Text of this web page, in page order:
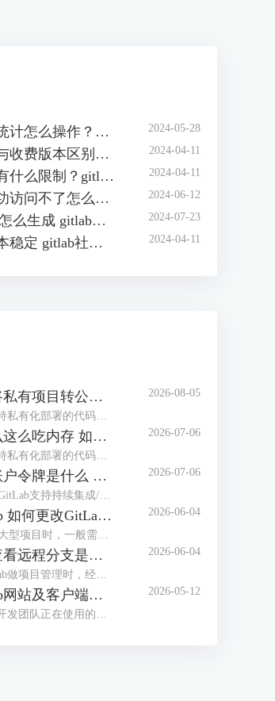
gitlab代码量统计怎么操作？如何在gitlab中自动统计代码行数？ 2024-05-28
gitlab免费版与收费版本区别？gitlab企业版怎样收费？ 2024-04-11
gitlab免费版有什么限制？gitlab免费版可以几人用？ 2024-04-11
gitlab启动成功访问不了怎么办？gitlab无法访问页面有哪些原因？ 2024-06-12
gitlab的token怎么生成 gitlab的access token怎么查询 2024-07-23
gitlab哪个版本稳定 gitlab社区版和企业版的区别 2024-04-11
GitLab如何将私有项目转公开项目 GitLab如何将项目移到组中
GitLab是一款支持私有化部署的代码管理和协作平台，在实际工作中，创建项目仓库可能设置成了私有仓库，后期可能需要将其转为公共项目。或者随着项目团队扩张、部门调整，导致项目仓库杂乱，可以按照开发团队创建【组】，方便统一管理。下面本文将为大家介绍GitLab如何将私有项目转公开项目，GitLab如何将项目移到组中的相关内容。
2026-08-05
GitLab为什么这么吃内存 如何解决GitLab内存占用过大的问题
GitLab是一款支持私有化部署的代码托管平台，在日常使用时，可能会遇到GitLab的服务器内存占用率高，导致团队成员在提交代码、执行CI/CD构建时，GitLab页面加载卡顿、响应超时，在提交代码的高峰期、严重影响提交效率，甚至可能导致无法正常拉取、提交代码。本文将为大家介绍GitLab为什么这么吃内存，如何解决GitLab内存占用过大的问题的相关内容。
2026-07-06
添加GitLab账户令牌是什么 GitLab如何设置令牌
在团队开发中，GitLab支持持续集成/部署，并且支持本地私有化部署，是很多开发团队正在使用的代码管理工具。员工在使用GitLab拉取代码时，配置令牌可以免密登录，更加安全高效。那么GitLab令牌是什么，怎么设置令牌呢？本文将为大家介绍添加GitLab账户令牌是什么，GitLab如何设置令牌的相关内容。
2026-07-06
什么是GitLab 如何更改GitLab的初始密码
在团队协作开发大型项目时，一般需要使用项目管理工具，比较常用的是Gitee、GitLab等，如果对项目安全性要求较高，需要私有化部署，建议部署GitLab后团队之间使用。很多用户并不知道GitLab是什么，初次拿到GitLab账号后怎么修改初始化密码呢？本文将为大家介绍什么是GitLab，如何更改GitLab的初始密码的相关内容。
2026-06-04
GitLab如何查看远程分支是基于哪个分支创建的 GitLab怎么切换当前开发分支
我们在使用GitLab做项目管理时，经常会创建多个分支。合理的分支体系能够保证项目顺利推进，在使用分支时，我们需要知道远程分支的创建源头，从而知道代码之间的关系，避免合并冲突。拉取代码后，需要切换到指定分支开发，应该怎么切换分支呢？本文将为大家介绍GitLab如何查看远程分支是基于哪个分支创建的，GitLab怎么切换当前开发分支的相关内容。
2026-06-04
如何在GitLab网站及客户端同步修改个人密码 客户端怎么免密拉取代码
GitLab是大多数开发团队正在使用的开发工具，很多用户想要在开发工具（例如IDEA）中登录GitLab账户，从而可以快速拉取代码。如果GitLab网站修改了密码，怎么能实现开发工具客户端同步修改呢？每次拉取代码都需要输入密码的情况下，怎么做到免密拉取代码呢？本文将为大家介绍如何在GitLab网站及客户端同步修改个人密码，客户端怎么免密拉取代码的相关内容。
2026-05-12